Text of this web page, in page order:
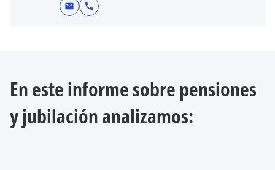
mail call
En este informe sobre pensiones
y jubilación analizamos: